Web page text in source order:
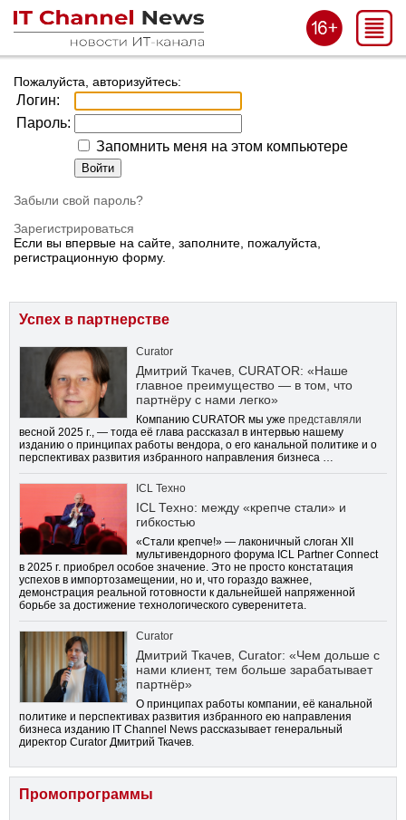
Пожалуйста, авторизуйтесь:
Логин:
Пароль:
Запомнить меня на этом компьютере
Забыли свой пароль?
Зарегистрироваться
Если вы впервые на сайте, заполните, пожалуйста,
регистрационную форму.
Успех в партнерстве
Curator
Дмитрий Ткачев, CURATOR: «Наше
главное преимущество — в том, что
партнёру с нами легко»
Компанию CURATOR мы уже представляли
весной 2025 г., — тогда её глава рассказал в интервью нашему
изданию о принципах работы вендора, о его канальной политике и о
перспективах развития избранного направления бизнеса …
ICL Техно
ICL Техно: между «крепче стали» и
гибкостью
«Стали крепче!» — лаконичный слоган XII
мультивендорного форума ICL Partner Connect
в 2025 г. приобрел особое значение. Это не просто констатация
успехов в импортозамещении, но и, что гораздо важнее,
демонстрация реальной готовности к дальнейшей напряженной
борьбе за достижение технологического суверенитета.
Curator
Дмитрий Ткачев, Curator: «Чем дольше с
нами клиент, тем больше зарабатывает
партнёр»
О принципах работы компании, её канальной
политике и перспективах развития избранного ею направления
бизнеса изданию IT Channel News рассказывает генеральный
директор Curator Дмитрий Ткачев.
Промопрограммы